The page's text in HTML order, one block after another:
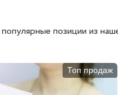
позиции из
Топ продаж